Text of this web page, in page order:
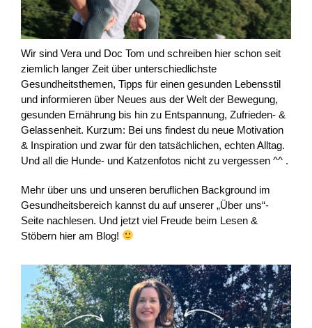
Wir sind Vera und Doc Tom und schreiben hier schon seit
ziemlich langer Zeit über unterschiedlichste
Gesundheitsthemen, Tipps für einen gesunden Lebensstil
und informieren über Neues aus der Welt der Bewegung,
gesunden Ernährung bis hin zu Entspannung, Zufrieden- &
Gelassenheit. Kurzum: Bei uns findest du neue Motivation
& Inspiration und zwar für den tatsächlichen, echten Alltag.
Und all die Hunde- und Katzenfotos nicht zu vergessen ^^ .
Mehr über uns und unseren beruflichen Background im
Gesundheitsbereich kannst du auf unserer „Über uns“-
Seite nachlesen. Und jetzt viel Freude beim Lesen &
Stöbern hier am Blog!